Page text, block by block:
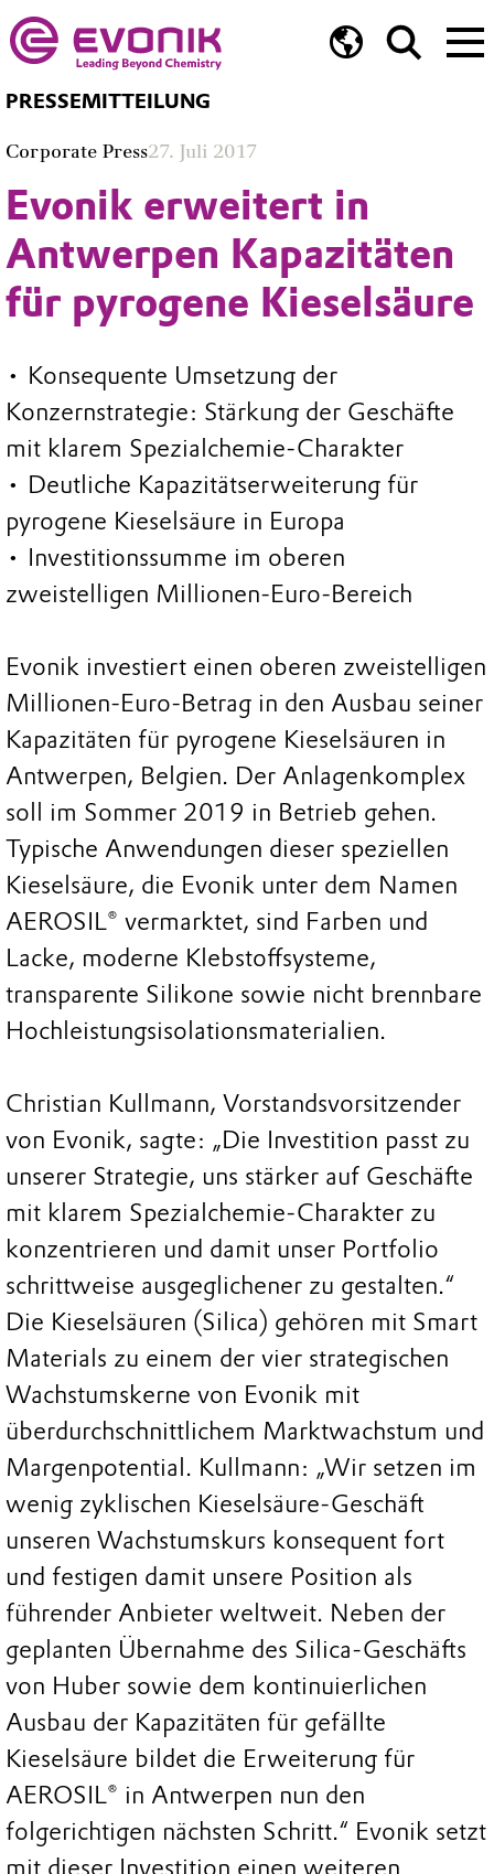
PRESSEMITTEILUNG
Corporate Press27. Juli 2017
Evonik erweitert in
Antwerpen Kapazitäten
für pyrogene Kieselsäure
• Konsequente Umsetzung der
Konzernstrategie: Stärkung der Geschäfte
mit klarem Spezialchemie-Charakter
• Deutliche Kapazitätserweiterung für
pyrogene Kieselsäure in Europa
• Investitionssumme im oberen
zweistelligen Millionen-Euro-Bereich
Evonik investiert einen oberen zweistelligen
Millionen-Euro-Betrag in den Ausbau seiner
Kapazitäten für pyrogene Kieselsäuren in
Antwerpen, Belgien. Der Anlagenkomplex
soll im Sommer 2019 in Betrieb gehen.
Typische Anwendungen dieser speziellen
Kieselsäure, die Evonik unter dem Namen
AEROSIL® vermarktet, sind Farben und
Lacke, moderne Klebstoffsysteme,
transparente Silikone sowie nicht brennbare
Hochleistungsisolationsmaterialien.
Christian Kullmann, Vorstandsvorsitzender
von Evonik, sagte: „Die Investition passt zu
unserer Strategie, uns stärker auf Geschäfte
mit klarem Spezialchemie-Charakter zu
konzentrieren und damit unser Portfolio
schrittweise ausgeglichener zu gestalten.“
Die Kieselsäuren (Silica) gehören mit Smart
Materials zu einem der vier strategischen
Wachstumskerne von Evonik mit
überdurchschnittlichem Marktwachstum und
Margenpotential. Kullmann: „Wir setzen im
wenig zyklischen Kieselsäure-Geschäft
unseren Wachstumskurs konsequent fort
und festigen damit unsere Position als
führender Anbieter weltweit. Neben der
geplanten Übernahme des Silica-Geschäfts
von Huber sowie dem kontinuierlichen
Ausbau der Kapazitäten für gefällte
Kieselsäure bildet die Erweiterung für
AEROSIL® in Antwerpen nun den
folgerichtigen nächsten Schritt.“ Evonik setzt